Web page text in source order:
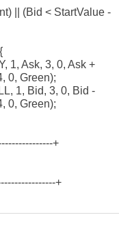
|| (Bid < StartValue -
1, Ask, 3, 0, Ask +
0, Green);
1, Bid, 3, 0, Bid -
0, Green);
+
+